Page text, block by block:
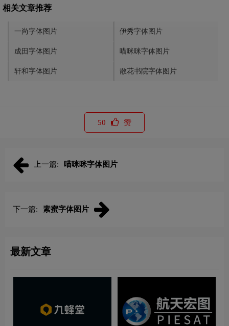
相关文章推荐
一尚字体图片 伊秀字体图片
成田字体图片 喵咪咪字体图片
轩和字体图片 散花书院字体图片
50 赞
上一篇: 喵咪咪字体图片
下一篇: 素蜜字体图片
最新文章